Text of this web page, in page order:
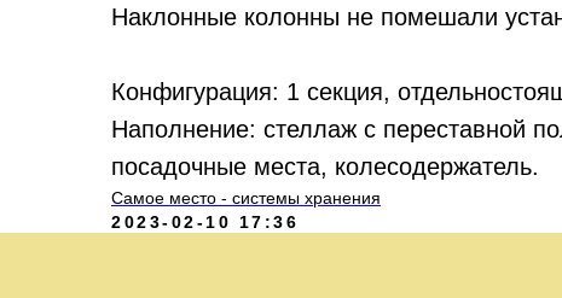
Наклонные колонны не помешали
Конфигурация: 1 секция,
Наполнение: стеллаж с переставной
посадочные места, колесодержатель.
Самое место - системы хранения
2023-02-10 17:36